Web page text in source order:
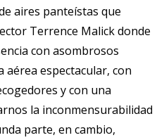
aires panteístas que
Terrence Malick donde
con asombrosos
espectacular, con
y con una
la inconmensurabilidad
parte, en cambio,